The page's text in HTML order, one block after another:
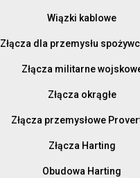
Wiązki kablowe
Złącza dla przemysłu
Złącza militarne
Złącza okrągłe
Złącza przemysłowe
Złącza Harting
Obudowa Harting